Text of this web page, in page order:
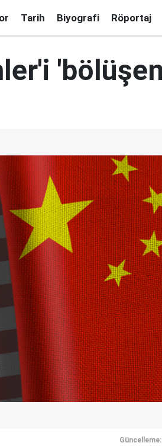
Tarih Biyografi Röportaj
Güncelleme: